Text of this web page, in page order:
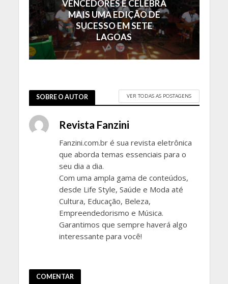
VENCEDORES E CELEBRA
MAIS UMA EDIÇÃO DE
SUCESSO EM SETE
LAGOAS
SOBRE O AUTOR VER TODAS AS POSTAGENS
Revista Fanzini
Fanzini.com.br é sua revista eletrônica
que aborda temas essenciais para o
seu dia a dia.
Com uma ampla gama de conteúdos,
desde Life Style, Saúde e Moda até
Cultura, Educação, Beleza,
Empreendedorismo e Música.
Garantimos que sempre haverá algo
interessante para você!
COMENTAR